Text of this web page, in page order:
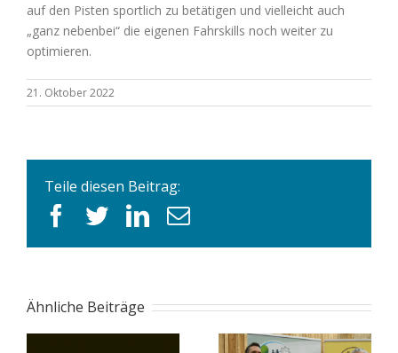
auf den Pisten sportlich zu betätigen und vielleicht auch
„ganz nebenbei“ die eigenen Fahrskills noch weiter zu
optimieren.
21. Oktober 2022
Teile diesen Beitrag:
facebook
twitterlinkedin
E-
Ähnliche Beiträge